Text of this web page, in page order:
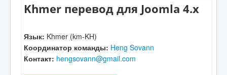
Khmer перевод для Joomla 4.x
Язык: Khmer (km-KH)
Координатор команды: Heng Sovann
Контакт: hengsovann@gmail.com